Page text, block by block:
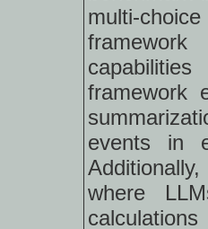
multi-
framework
events in
where